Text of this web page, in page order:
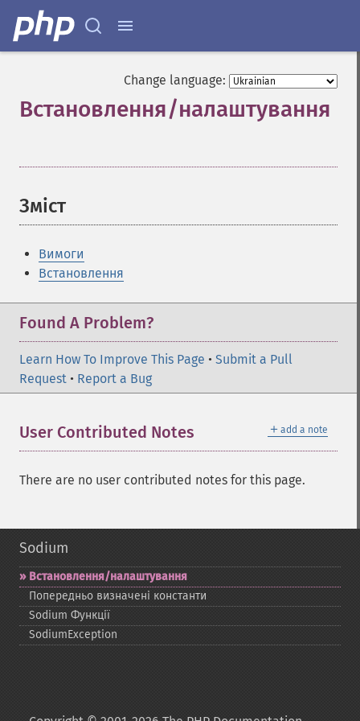
Change language:
Встановлення/налаштування
Зміст
Вимоги
Встановлення
Found A Problem?
Learn How To Improve This Page • Submit a Pull
Request • Report a Bug
＋ add a note
User Contributed Notes
There are no user contributed notes for this page.
Sodium
Встановлення/налаштування
Попередньо визначені константи
Sodium Функції
SodiumException